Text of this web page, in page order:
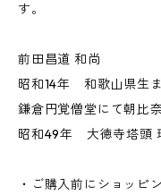
す。
前田昌道 和尚
昭和14年 和歌山県生
鎌倉円覚僧堂にて朝比
昭和49年 大徳寺塔頭
・ご購入前にショッピ